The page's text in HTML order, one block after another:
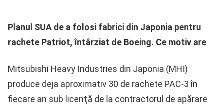
Planul SUA de a folosi fabrici din Japonia pentru
rachete Patriot, întârziat de Boeing. Ce motiv are
Mitsubishi Heavy Industries din Japonia (MHI)
produce deja aproximativ 30 de rachete PAC-3 în
fiecare an sub licenţă de la contractorul de apărare